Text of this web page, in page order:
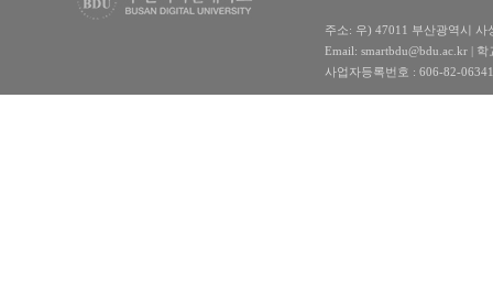
주소: 우) 47011 부산광역시 사
Email: smartbdu@bdu.ac.kr |
사업자등록번호 : 606-82-